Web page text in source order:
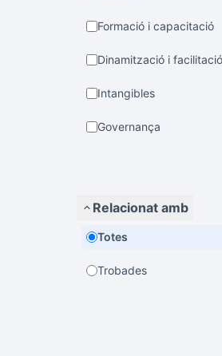
Formació i capacitació
Dinamització i facilitació
Intangibles
Governança
Relacionat amb
Totes
Trobades